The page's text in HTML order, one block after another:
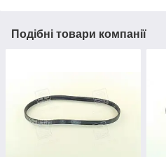
Подібні товари компанії